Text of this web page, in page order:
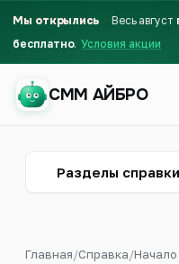
Мы открылись Весь август
бесплатно Условия акции
СММ АЙБРО
Разделы справки
Главная/Справка/